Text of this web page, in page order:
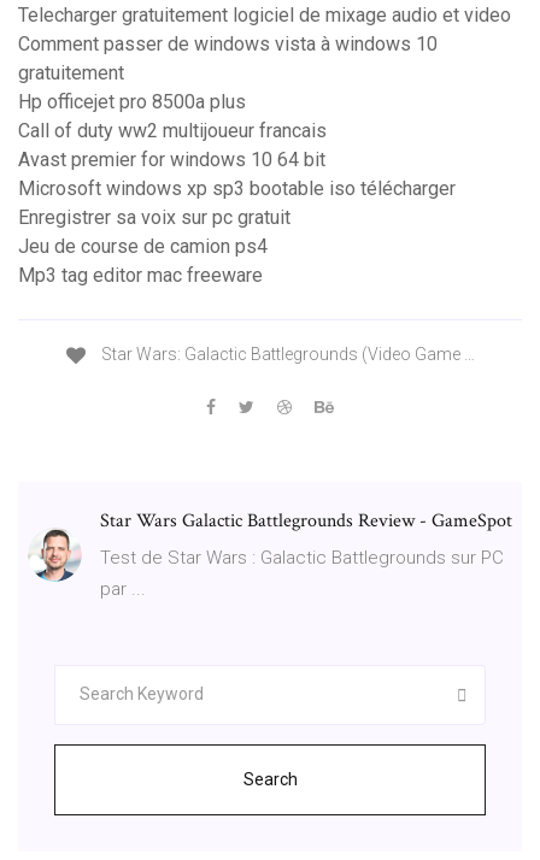
Telecharger gratuitement logiciel de mixage audio et video
Comment passer de windows vista à windows 10
gratuitement
Hp officejet pro 8500a plus
Call of duty ww2 multijoueur francais
Avast premier for windows 10 64 bit
Microsoft windows xp sp3 bootable iso télécharger
Enregistrer sa voix sur pc gratuit
Jeu de course de camion ps4
Mp3 tag editor mac freeware
Star Wars: Galactic Battlegrounds (Video Game …
Star Wars Galactic Battlegrounds Review - GameSpot
Test de Star Wars : Galactic Battlegrounds sur PC
par ...
Search